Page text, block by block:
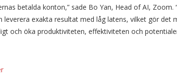
betalda konton,” sade Bo Yan, Head of AI, Zoom.
leverera exakta resultat med låg latens, vilket gör det
och öka produktiviteten, effektiviteten och